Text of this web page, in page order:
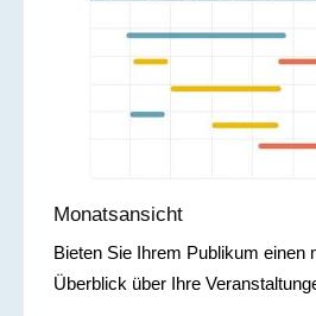
Monatsansicht
Bieten Sie Ihrem Publikum einen
Überblick über Ihre